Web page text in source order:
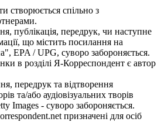
створюється спільно з
публікація, передрук, чи наступне
що містить посилання на
EPA / UPG, суворо забороняється.
в розділі Я-Корреспондент є автор
передрук та відтворення
та/або аудіовізуальних творів
Images - суворо забороняється.
призначені для осіб